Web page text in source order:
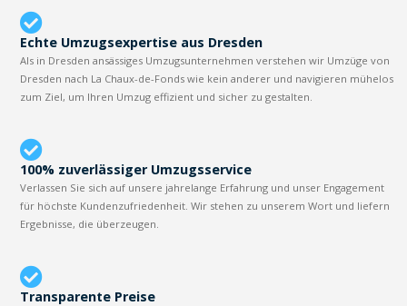
Echte Umzugsexpertise aus Dresden
Als in Dresden ansässiges Umzugsunternehmen verstehen wir Umzüge von
Dresden nach La Chaux-de-Fonds wie kein anderer und navigieren mühelos
zum Ziel, um Ihren Umzug effizient und sicher zu gestalten.
100% zuverlässiger Umzugsservice
Verlassen Sie sich auf unsere jahrelange Erfahrung und unser Engagement
für höchste Kundenzufriedenheit. Wir stehen zu unserem Wort und liefern
Ergebnisse, die überzeugen.
Transparente Preise